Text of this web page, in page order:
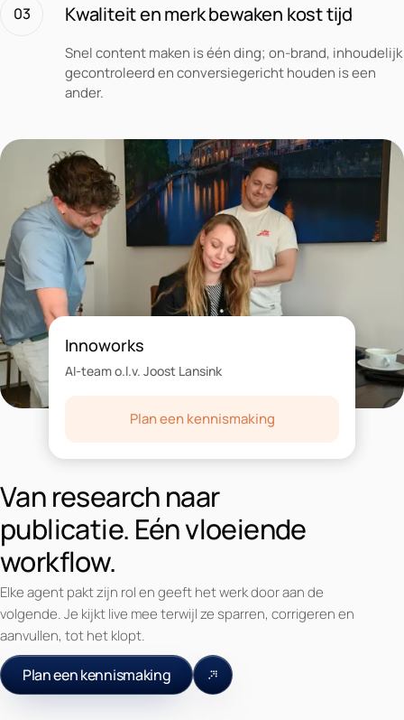
03 Kwaliteit en merk bewaken kost tijd
Snel content maken is één ding; on-brand, inhoudelijk
gecontroleerd en conversiegericht houden is een
ander.
Innoworks
AI-team o.l.v. Joost Lansink
Plan een kennismaking
Van research naar
publicatie. Eén vloeiende
workflow.
Elke agent pakt zijn rol en geeft het werk door aan de
volgende. Je kijkt live mee terwijl ze sparren, corrigeren en
aanvullen, tot het klopt.
Plan een kennismaking